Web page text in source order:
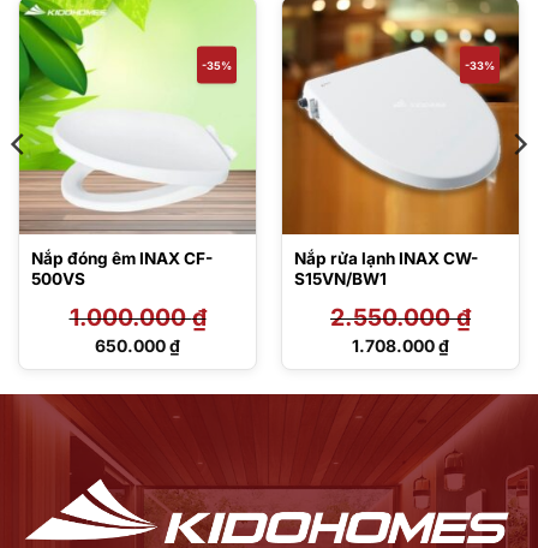
-35%
Nắp đóng êm INAX CF-
500VS
1.000.000₫
Giá
650.000₫
Giá
-33%
Nắp rửa lạnh INAX CW-
S15VN/BW1
2.550.000₫
Giá
2.550.000 ₫.
1.708.000₫
Giá
1.708.000 ₫.